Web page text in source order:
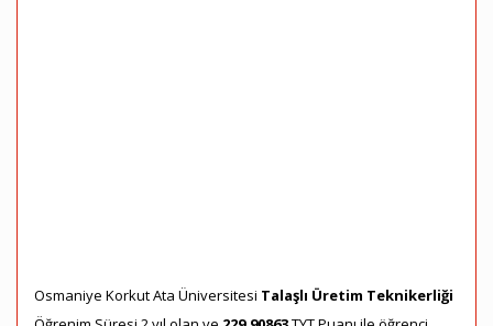
Osmaniye Korkut Ata Üniversitesi Talaşlı Üretim Teknikerliği